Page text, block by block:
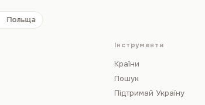
Польща
Інструменти
Країни
Пошук
Підтримай Україну